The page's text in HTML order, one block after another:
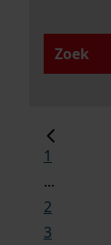
Zoek
1
...
2
3